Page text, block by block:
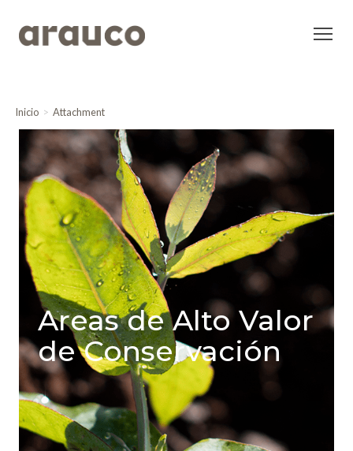
Inicio Attachment
Areas de Alto Valor
de Conservación